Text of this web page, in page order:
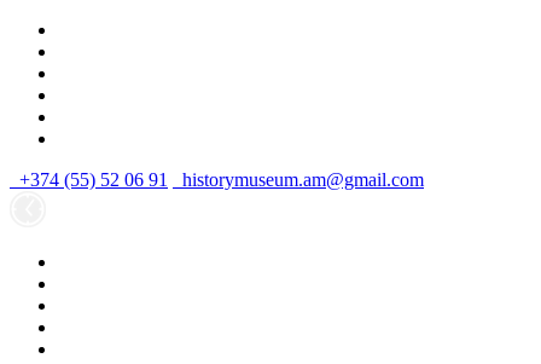
+374 (55) 52 06 91 historymuseum.am@gmail.com